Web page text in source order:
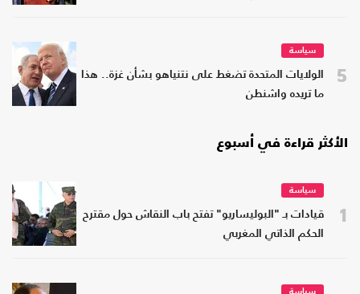
5
سياسة
الولايات المتحدة تضغط على نتنياهو بشأن غزة.. هذا
ما تريده واشنطن
الأكثر قراءة في أسبوع
1
سياسة
قيادات بـ "البوليساريو" تفتح باب النقاش حول مقترح
الحكم الذاتي المغربي